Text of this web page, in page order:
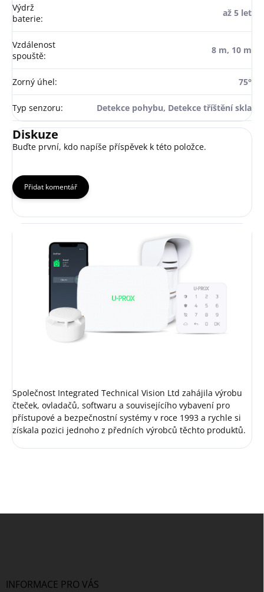
Výdrž
baterie:
až 5 let
Vzdálenost
spouště:
8 m, 10 m
Zorný úhel: 75°
Typ senzoru: Detekce pohybu, Detekce tříštění skla
Diskuze
Buďte první, kdo napíše příspěvek k této položce.
Přidat komentář
Společnost Integrated Technical Vision Ltd zahájila výrobu
čteček, ovladačů, softwaru a souvisejícího vybavení pro
přístupové a bezpečnostní systémy v roce 1993 a rychle si
získala pozici jednoho z předních výrobců těchto produktů.
INFORMACE PRO VÁS